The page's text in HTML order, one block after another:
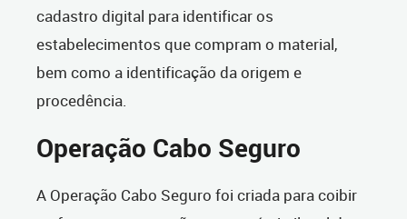
cadastro digital para identificar os
estabelecimentos que compram o material,
bem como a identificação da origem e
procedência.
Operação Cabo Seguro
A Operação Cabo Seguro foi criada para coibir